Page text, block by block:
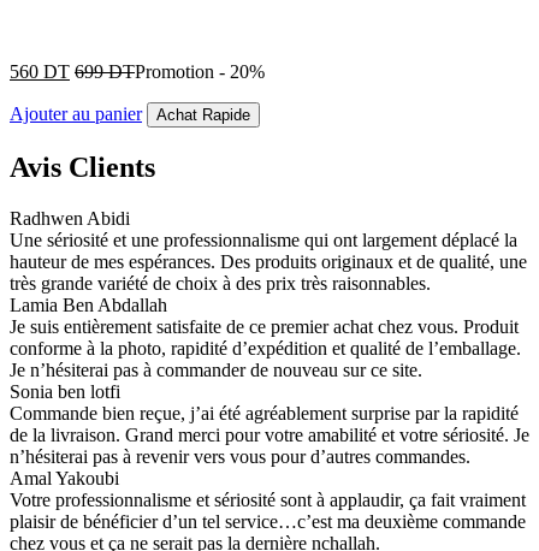
560 DT 699DTPromotion - 20%
Ajouter au panier Achat Rapide
Avis Clients
Radhwen Abidi
Une sériosité et une professionnalisme qui ont largement déplacé la
hauteur de mes espérances. Des produits originaux et de qualité, une
très grande variété de choix à des prix très raisonnables.
Lamia Ben Abdallah
Je suis entièrement satisfaite de ce premier achat chez vous. Produit
conforme à la photo, rapidité d’expédition et qualité de l’emballage.
Je n’hésiterai pas à commander de nouveau sur ce site.
Sonia ben lotfi
Commande bien reçue, j’ai été agréablement surprise par la rapidité
de la livraison. Grand merci pour votre amabilité et votre sériosité. Je
n’hésiterai pas à revenir vers vous pour d’autres commandes.
Amal Yakoubi
Votre professionnalisme et sériosité sont à applaudir, ça fait vraiment
plaisir de bénéficier d’un tel service…c’est ma deuxième commande
chez vous et ça ne serait pas la dernière nchallah.